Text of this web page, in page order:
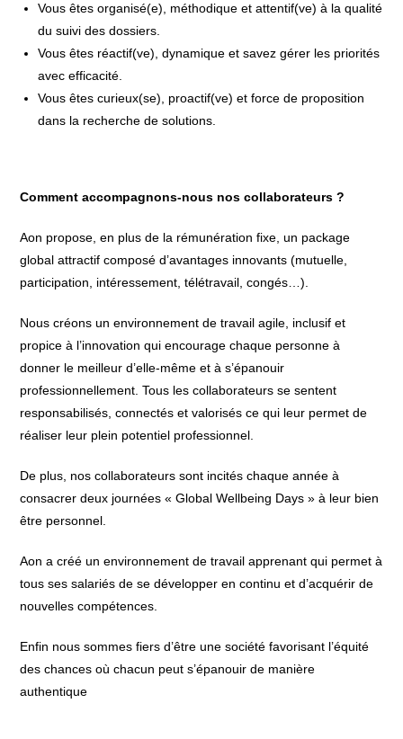
Vous êtes organisé(e), méthodique et attentif(ve) à la qualité
du suivi des dossiers.
Vous êtes réactif(ve), dynamique et savez gérer les priorités
avec efficacité.
Vous êtes curieux(se), proactif(ve) et force de proposition
dans la recherche de solutions.
Comment accompagnons-nous nos collaborateurs ?
Aon propose, en plus de la rémunération fixe, un package
global attractif composé d’avantages innovants (mutuelle,
participation, intéressement, télétravail, congés…).
Nous créons un environnement de travail agile, inclusif et
propice à l’innovation qui encourage chaque personne à
donner le meilleur d’elle-même et à s’épanouir
professionnellement. Tous les collaborateurs se sentent
responsabilisés, connectés et valorisés ce qui leur permet de
réaliser leur plein potentiel professionnel.
De plus, nos collaborateurs sont incités chaque année à
consacrer deux journées « Global Wellbeing Days » à leur bien
être personnel.
Aon a créé un environnement de travail apprenant qui permet à
tous ses salariés de se développer en continu et d’acquérir de
nouvelles compétences.
Enfin nous sommes fiers d’être une société favorisant l’équité
des chances où chacun peut s’épanouir de manière
authentique